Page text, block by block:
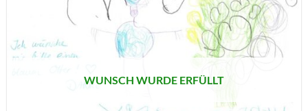
AUF MEINE
MERKLISTE
SETZEN
WUNSCH WURDE ERFÜLLT